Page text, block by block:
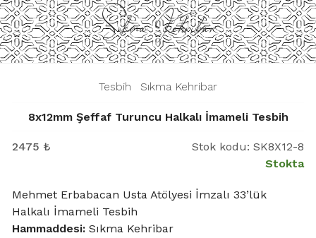
Sıkma Kehribar
Tesbih Sıkma Kehribar
8x12mm Şeffaf Turuncu Halkalı İmameli Tesbih
2475 ₺ Stok kodu: SK8X12-8
Stokta
Mehmet Erbabacan Usta Atölyesi İmzalı 33’lük
Halkalı İmameli Tesbih
Hammaddesi: Sıkma Kehribar